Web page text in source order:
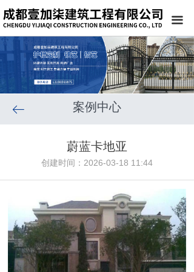
끀
ꂃ 案例中心
蔚蓝卡地亚
创建时间： 2026-03-18 11:44